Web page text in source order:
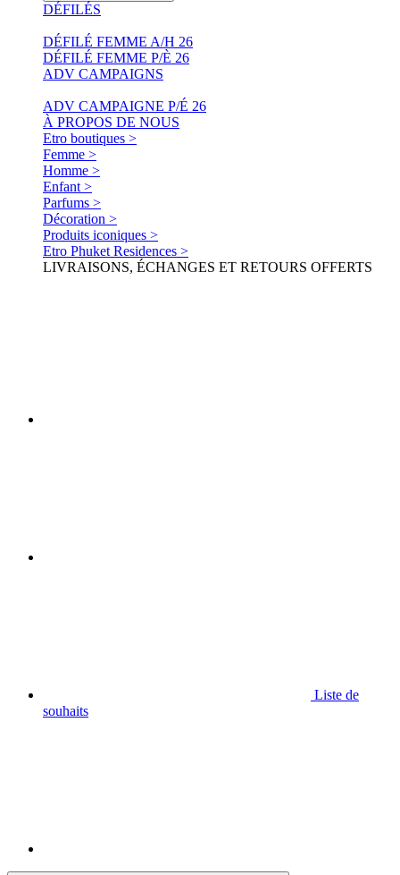
DÉFILÉS
DÉFILÉ FEMME A/H 26
DÉFILÉ FEMME P/È 26
ADV CAMPAIGNS
ADV CAMPAIGNE P/É 26
À PROPOS DE NOUS
Etro boutiques >
Femme >
Homme >
Enfant >
Parfums >
Décoration >
Produits iconiques >
Etro Phuket Residences >
LIVRAISONS, ÉCHANGES ET RETOURS OFFERTS
Liste de
souhaits